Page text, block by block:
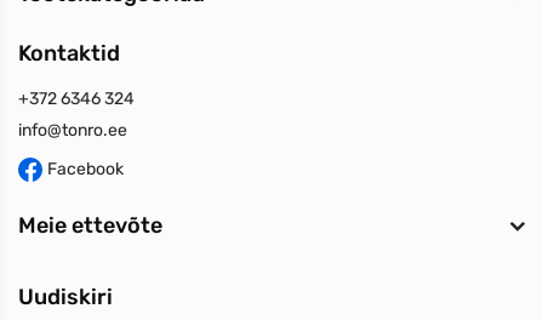
Kontaktid
+372 6346 324
info@tonro.ee
Facebook
Meie ettevõte
Uudiskiri